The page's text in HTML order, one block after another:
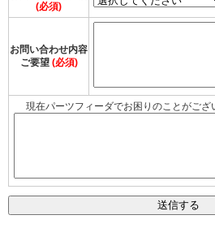
(必須)
お問い合わせ内容
ご要望 (必須)
現在パーツフィーダでお困りのことがご